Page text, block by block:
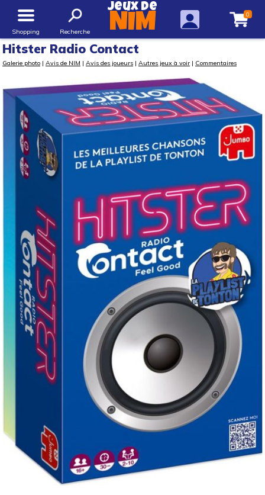
Shopping Recherche
Jeux de
NIM 0
Hitster Radio Contact
Galerie photo | Avis de NIM | Avis des joueurs | Autres jeux à voir | Commentaires